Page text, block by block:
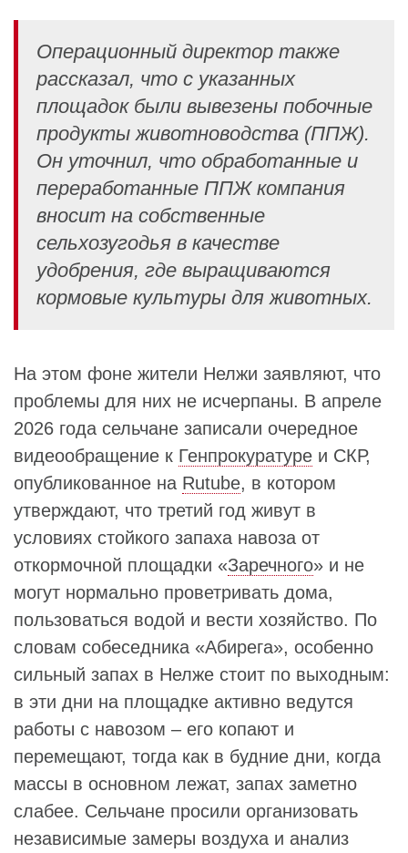
Операционный директор также
рассказал, что с указанных
площадок были вывезены побочные
продукты животноводства (ППЖ).
Он уточнил, что обработанные и
переработанные ППЖ компания
вносит на собственные
сельхозугодья в качестве
удобрения, где выращиваются
кормовые культуры для животных.
На этом фоне жители Нелжи заявляют, что
проблемы для них не исчерпаны. В апреле
2026 года сельчане записали очередное
видеообращение к Генпрокуратуре и СКР,
опубликованное на Rutube, в котором
утверждают, что третий год живут в
условиях стойкого запаха навоза от
откормочной площадки «Заречного» и не
могут нормально проветривать дома,
пользоваться водой и вести хозяйство. По
словам собеседника «Абирега», особенно
сильный запах в Нелже стоит по выходным:
в эти дни на площадке активно ведутся
работы с навозом – его копают и
перемещают, тогда как в будние дни, когда
массы в основном лежат, запах заметно
слабее. Сельчане просили организовать
независимые замеры воздуха и анализ